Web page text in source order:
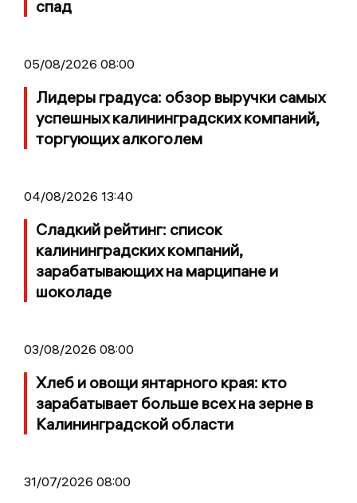
спад
05/08/2026 08:00
Лидеры градуса: обзор выручки самых
успешных калининградских компаний,
торгующих алкоголем
04/08/2026 13:40
Сладкий рейтинг: список
калининградских компаний,
зарабатывающих на марципане и
шоколаде
03/08/2026 08:00
Хлеб и овощи янтарного края: кто
зарабатывает больше всех на зерне в
Калининградской области
31/07/2026 08:00